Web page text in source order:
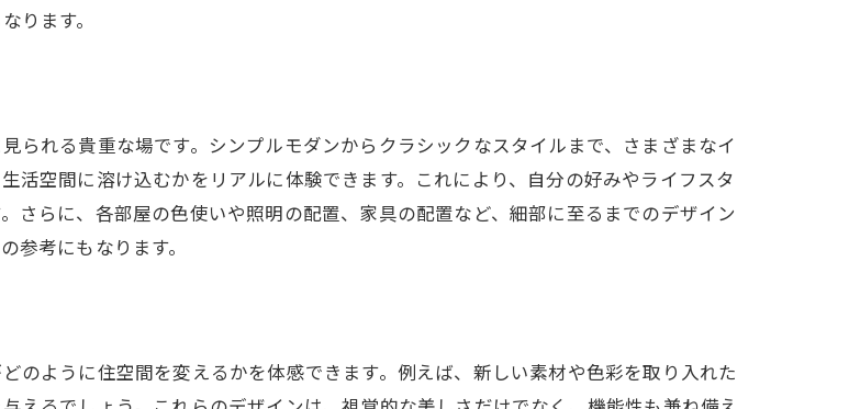
ョンスタイルを体験
の質を向上させる方法
ら得る具体的アイディア
ントを探る
リフォームの力
学ぶ機能的な改善
リフォームモデルハウスのリアル体験
を両立した空間作り
したリフォーム事例
ります。
られる貴重な場です。シンプルモダンからクラシックなスタイルまで、さまざまなイ
活空間に溶け込むかをリアルに体験できます。これにより、自分の好みやライフスタ
さらに、各部屋の色使いや照明の配置、家具の配置など、細部に至るまでのデザイン
参考にもなります。
のように住空間を変えるかを体感できます。例えば、新しい素材や色彩を取り入れた